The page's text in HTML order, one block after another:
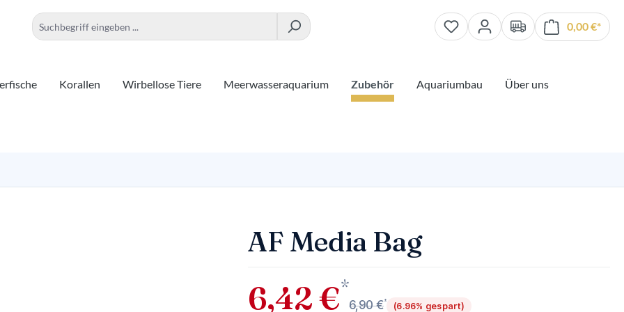
0,00 €*
Korallen Wirbellose Tiere Meerwasseraquarium Zubehör Aquariumbau
Über uns
AF Media Bag
6,42 €*
6,90 €*
(6.96% gespart)